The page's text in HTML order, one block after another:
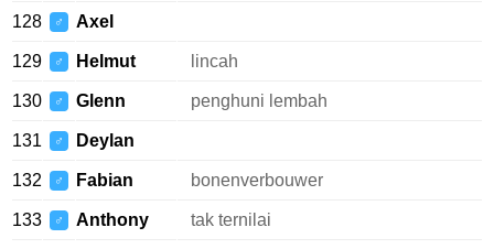
128 ♂ Axel
129 ♂ Helmut lincah
130 ♂ Glenn penghuni lembah
131 ♂ Deylan
132 ♂ Fabian bonenverbouwer
133 ♂ Anthony tak ternilai